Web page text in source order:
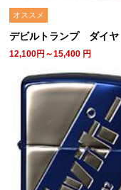
オススメ
デビルトランプ ダイヤ
12,100円～15,400 円